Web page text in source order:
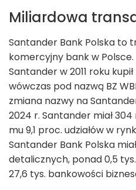
Miliardowa
Santander Bank Polska to
komercyjny bank w
Santander w 2011 roku
wówczas pod nazwą BZ
zmiana nazwy na
2024 r. Santander miał
mu 9,1 proc. udziałów w
Santander Bank Polska
detalicznych, ponad 0,5
27,6 tys. bankowości